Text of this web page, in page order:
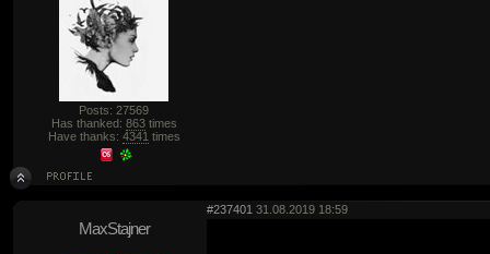
Posts: 27569
Has thanked: 863times
Have thanks: 4341 times
#237401 31.08.2019 18:59
MaxStajner